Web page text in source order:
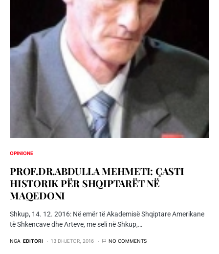
OPINIONE
PROF.DR.ABDULLA MEHMETI: ÇASTI
HISTORIK PËR SHQIPTARËT NË
MAQEDONI
Shkup, 14. 12. 2016: Në emër të Akademisë Shqiptare Amerikane
të Shkencave dhe Arteve, me seli në Shkup,…
NGA EDITORI 13 DHJETOR, 2016 NO COMMENTS